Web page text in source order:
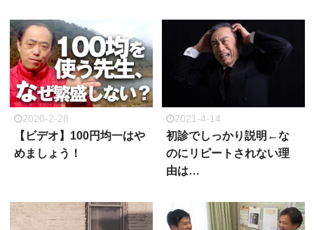
2020-2-28
【ビデオ】100円均一はや
めましょう！
2021-4-14
初診でしっかり説明←な
のにリピートされない理
由は…